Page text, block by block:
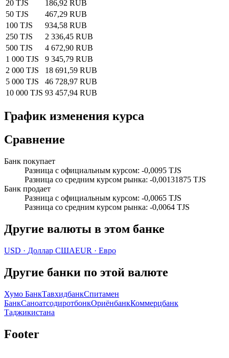
20 TJS
186,92 RUB
50 TJS
467,29 RUB
100 TJS
934,58 RUB
250 TJS
2 336,45 RUB
500 TJS
4 672,90 RUB
1 000 TJS
9 345,79 RUB
2 000 TJS
18 691,59 RUB
5 000 TJS
46 728,97 RUB
10 000 TJS 93 457,94 RUB
График изменения курса
Сравнение
Банк покупает
Разница с официальным курсом: -0,0095 TJS
Разница со средним курсом рынка: -0,00131875 TJS
Банк продает
Разница с официальным курсом: -0,0065 TJS
Разница со средним курсом рынка: -0,0064 TJS
Другие валюты в этом банке
USD · Доллар СШАEUR · Евро
Другие банки по этой валюте
Хумо БанкТавхидбанкСпитамен
БанкСаноатсодиротбонкОриёнбанкКоммерцбанк
Таджикистана
Footer